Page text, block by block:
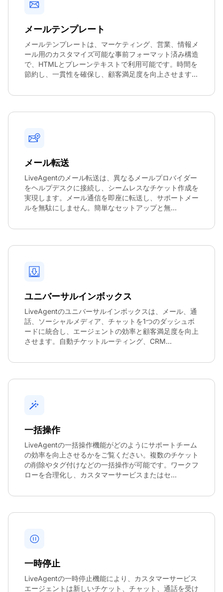
メールテンプレート
メールテンプレートは、マーケティング、営業、情報メ
ール用のカスタマイズ可能な事前フォーマット済み構造
で、HTMLとプレーンテキストで利用可能です。時間を
節約し、一貫性を確保し、顧客満足度を向上させます...
メール転送
LiveAgentのメール転送は、異なるメールプロバイダー
をヘルプデスクに接続し、シームレスなチケット作成を
実現します。メール通信を即座に転送し、サポートメー
ルを無駄にしません。簡単なセットアップと無...
ユニバーサルインボックス
LiveAgentのユニバーサルインボックスは、メール、通
話、ソーシャルメディア、チャットを1つのダッシュボ
ードに統合し、エージェントの効率と顧客満足度を向上
させます。自動チケットルーティング、CRM...
一括操作
LiveAgentの一括操作機能がどのようにサポートチーム
の効率を向上させるかをご覧ください。複数のチケット
の削除やタグ付けなどの一括操作が可能です。ワークフ
ローを合理化し、カスタマーサービスまたはセ...
一時停止
LiveAgentの一時停止機能により、カスタマーサービス
エージェントは新しいチケット、チャット、通話を受け